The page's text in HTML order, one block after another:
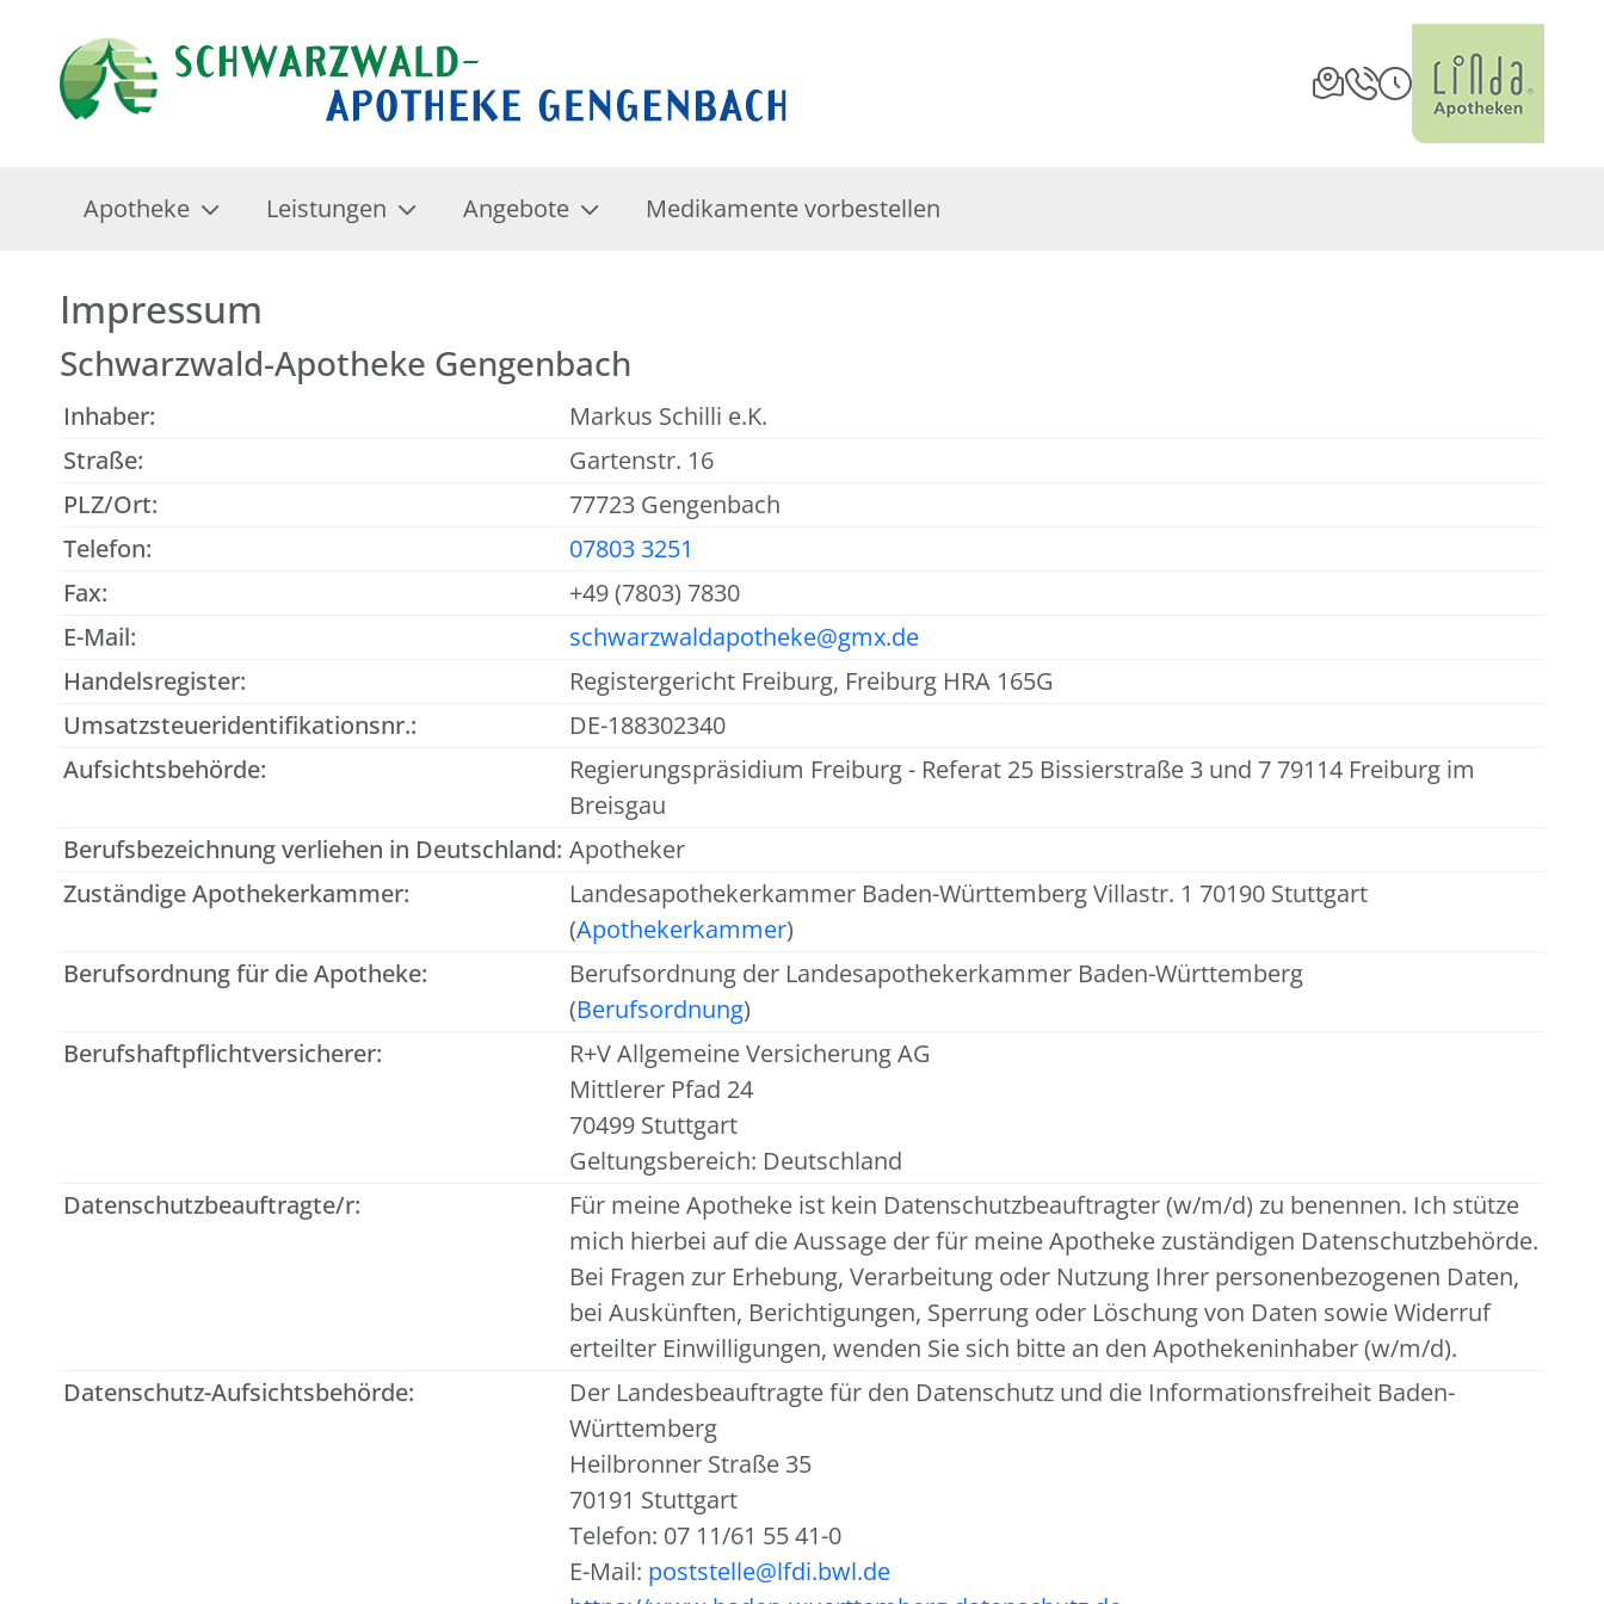
Apotheke Leistungen Angebote Medikamente vorbestellen
Impressum
Schwarzwald-Apotheke Gengenbach
Inhaber:
Markus Schilli e.K.
Straße:
Gartenstr. 16
PLZ/Ort:
77723 Gengenbach
Telefon:
07803 3251
Fax:
+49 (7803) 7830
E-Mail:
schwarzwaldapotheke@gmx.de
Handelsregister:
Registergericht Freiburg, Freiburg HRA 165G
Umsatzsteueridentifikationsnr.:
DE-188302340
Aufsichtsbehörde:
Regierungspräsidium Freiburg - Referat 25 Bissierstraße 3 und 7 79114 Freiburg im
Breisgau
Berufsbezeichnung verliehen in Deutschland: Apotheker
Zuständige Apothekerkammer:
Landesapothekerkammer Baden-Württemberg Villastr. 1 70190 Stuttgart
(Apothekerkammer)
Berufsordnung für die Apotheke:
Berufsordnung der Landesapothekerkammer Baden-Württemberg
(Berufsordnung)
Berufshaftpflichtversicherer:
R+V Allgemeine Versicherung AG
Mittlerer Pfad 24
70499 Stuttgart
Geltungsbereich: Deutschland
Datenschutzbeauftragte/r:
Für meine Apotheke ist kein Datenschutzbeauftragter (w/m/d) zu benennen. Ich stütze
mich hierbei auf die Aussage der für meine Apotheke zuständigen Datenschutzbehörde.
Bei Fragen zur Erhebung, Verarbeitung oder Nutzung Ihrer personenbezogenen Daten,
bei Auskünften, Berichtigungen, Sperrung oder Löschung von Daten sowie Widerruf
erteilter Einwilligungen, wenden Sie sich bitte an den Apothekeninhaber (w/m/d).
Datenschutz-Aufsichtsbehörde:
Der Landesbeauftragte für den Datenschutz und die Informationsfreiheit Baden-
Württemberg
Heilbronner Straße 35
70191 Stuttgart
Telefon: 07 11/61 55 41-0
E-Mail: poststelle@lfdi.bwl.de